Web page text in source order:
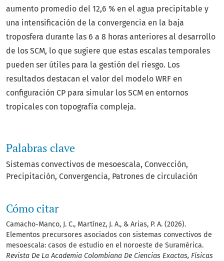
Palabras clave
Sistemas convectivos de mesoescala Convección
Precipitación Convergencia Patrones de circulación
Cómo citar
Camacho-Manco, J. C., Martínez, J. A., & Arias, P. A. (2026).
Elementos precursores asociados con sistemas convectivos de
mesoescala: casos de estudio en el noroeste de Suramérica.
Revista De La Academia Colombiana De Ciencias Exactas, Físicas
aumento promedio del 12,6 % en el agua precipitable y
una intensificación de la convergencia en la baja
troposfera durante las 6 a 8 horas anteriores al desarrollo
de los SCM, lo que sugiere que estas escalas temporales
pueden ser útiles para la gestión del riesgo. Los
resultados destacan el valor del modelo WRF en
configuración CP para simular los SCM en entornos
tropicales con topografía compleja.